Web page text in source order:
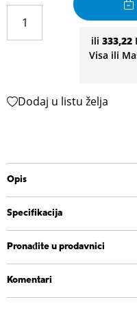
ili 333,22
Visa ili
Dodaj u listu želja
Opis
Specifikacija
Pronađite u prodavnici
Komentari